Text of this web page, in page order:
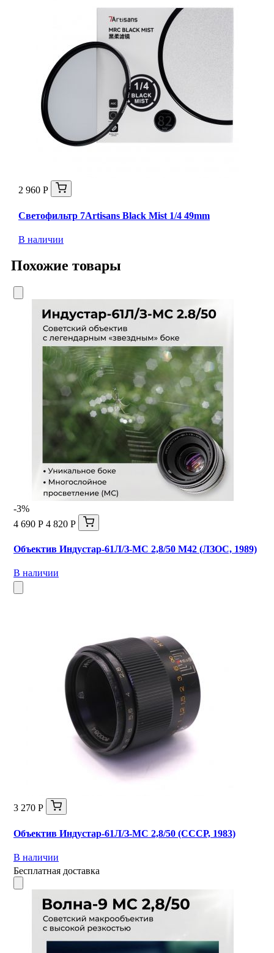
2 960 Р
Светофильтр 7Artisans Black Mist 1/4 49mm
В наличии
Похожие товары
-3%
4 690 Р 4 820 Р
Объектив Индустар-61Л/З-МС 2,8/50 М42 (ЛЗОС, 1989)
В наличии
3 270 Р
Объектив Индустар-61Л/З-МС 2,8/50 (СССР, 1983)
В наличии
Бесплатная доставка